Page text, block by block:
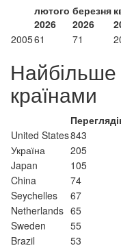
лютого
2026
березня
2026
200561 71
Найбільше
країнами
United States843
Україна
205
Japan
105
China
74
Seychelles
67
Netherlands 65
Sweden
55
Brazil
53